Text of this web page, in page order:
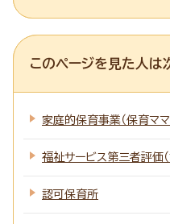
このページを見た人は
家庭的保育事業（保育ママ
福祉サービス第三者評価
認可保育所